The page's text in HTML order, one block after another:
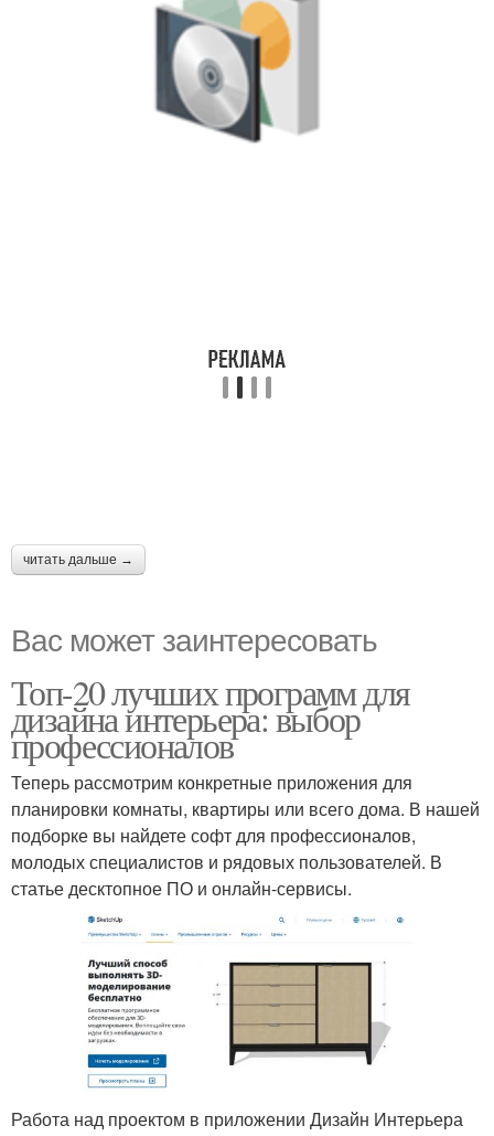
читать дальше →
Вас может заинтересовать
Топ-20 лучших программ для
дизайна интерьера: выбор
профессионалов
Теперь рассмотрим конкретные приложения для
планировки комнаты, квартиры или всего дома. В нашей
подборке вы найдете софт для профессионалов,
молодых специалистов и рядовых пользователей. В
статье десктопное ПО и онлайн-сервисы.
Работа над проектом в приложении Дизайн Интерьера